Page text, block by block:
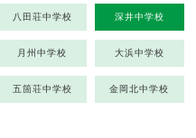
八田荘中学校 深井中学校
月州中学校 大浜中学校
五箇荘中学校 金岡北中学校